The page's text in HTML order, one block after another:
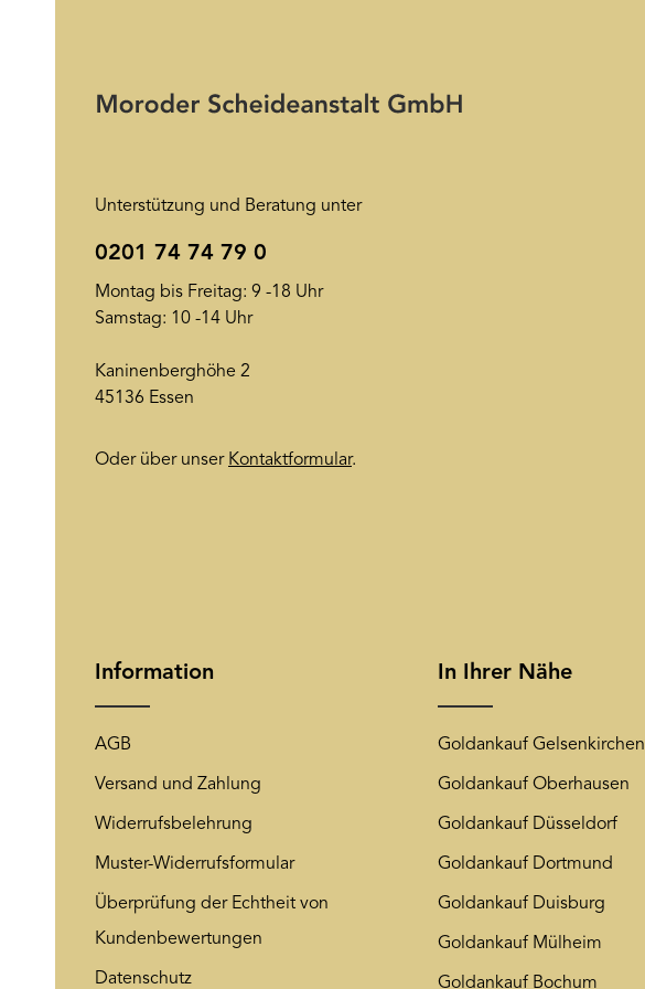
Unterstützung und Beratung unter
0201 74 74 79 0
Montag bis Freitag: 9 -18 Uhr
Samstag: 10 -14 Uhr
Kaninenberghöhe 2
45136 Essen
Oder über unser Kontaktformular.
Information
AGB
Versand und Zahlung
Widerrufsbelehrung
Muster-Widerrufsformular
Überprüfung der Echtheit von
Kundenbewertungen
Datenschutz
In Ihrer Nähe
Goldankauf Gelsenkirchen
Goldankauf Oberhausen
Goldankauf Düsseldorf
Goldankauf Dortmund
Goldankauf Duisburg
Goldankauf Mülheim
Goldankauf Bochum